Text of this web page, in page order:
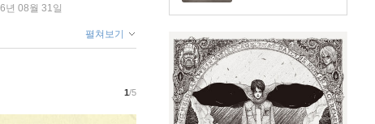
년 08월 31일
펼쳐보기
1/5